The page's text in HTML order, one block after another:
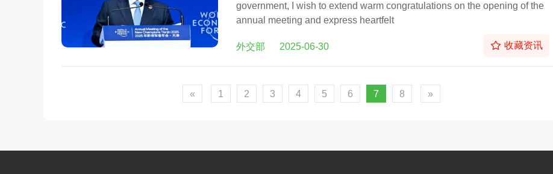
government, I wish to extend warm congratulations on the opening of the
annual meeting and express heartfelt
外交部 2025-06-30 收藏资讯
« 1 2 3 4 5 6 7 8 »